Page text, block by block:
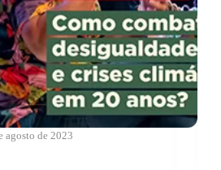
agosto de 2023